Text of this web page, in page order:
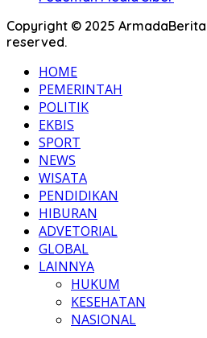
Copyright © 2025
reserved.
HOME
PEMERINTAH
POLITIK
EKBIS
SPORT
NEWS
WISATA
PENDIDIKAN
HIBURAN
ADVETORIAL
GLOBAL
LAINNYA
HUKUM
KESEHATAN
NASIONAL